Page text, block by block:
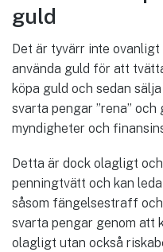
guld
Det är tyvärr inte
använda guld för att
köpa guld och sedan
svarta pengar ”rena”
myndigheter och
Detta är dock olagligt
penningtvätt och kan
såsom fängelsestraff
svarta pengar genom att
olagligt utan också